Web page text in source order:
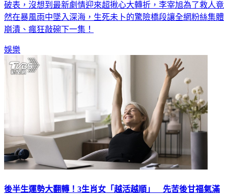
破表，沒想到最新劇情迎來超揪心大轉折，李宰旭為了救人竟
然在暴風雨中墜入深海，生死未卜的驚險橋段讓全網粉絲集體
崩潰、瘋狂敲碗下一集！
娛樂
後半生運勢大翻轉！3生肖女「越活越順」 先苦後甘福氣滿